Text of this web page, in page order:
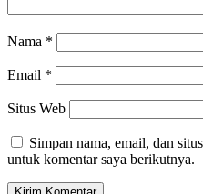
Nama *
Email *
Situs Web
Simpan nama, email, dan
untuk komentar saya berikutnya.